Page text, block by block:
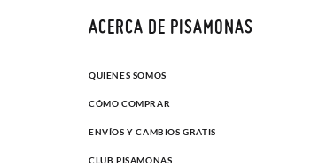
ACERCA DE PISAMONAS
QUIÉNES SOMOS
CÓMO COMPRAR
ENVÍOS Y CAMBIOS GRATIS
CLUB PISAMONAS